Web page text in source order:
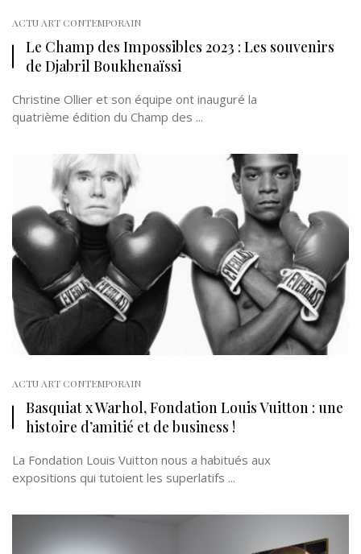
ACTU ART CONTEMPORAIN
Le Champ des Impossibles 2023 : Les souvenirs
de Djabril Boukhenaïssi
Christine Ollier et son équipe ont inauguré la
quatrième édition du Champ des ...
ACTU ART CONTEMPORAIN
Basquiat x Warhol, Fondation Louis Vuitton : une
histoire d’amitié et de business !
La Fondation Louis Vuitton nous a habitués aux
expositions qui tutoient les superlatifs ...